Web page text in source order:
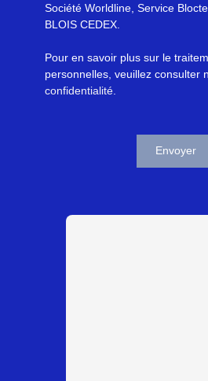
Société Worldline, Service
BLOIS CEDEX.
Pour en savoir plus sur le
personnelles, veuillez consulter
confidentialité
Envoyer